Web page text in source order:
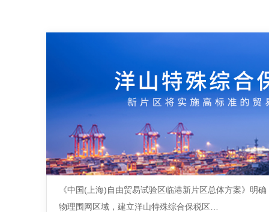
《中国(上海)自由贸易试验区临港新片区总体方案》明
物理围网区域，建立洋山特殊综合保税区…